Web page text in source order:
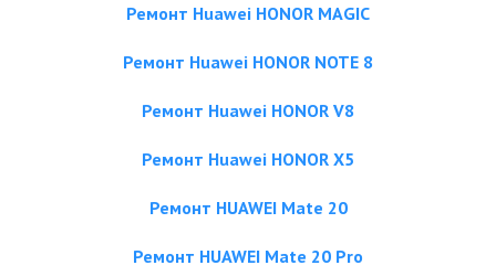
Ремонт Huawei HONOR MAGIC
Ремонт Huawei HONOR NOTE 8
Ремонт Huawei HONOR V8
Ремонт Huawei HONOR X5
Ремонт HUAWEI Mate 20
Ремонт HUAWEI Mate 20 Pro